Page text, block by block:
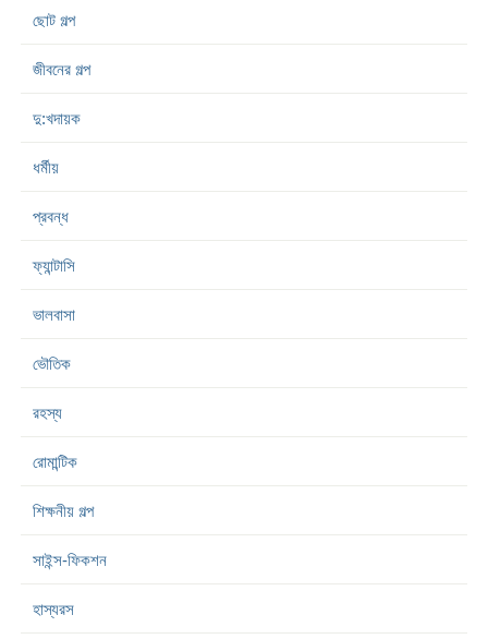
ছোট গল্প
জীবনের গল্প
দু:খদায়ক
ধর্মীয়
প্রবন্ধ
ফ্যান্টাসি
ভালবাসা
ভৌতিক
রহস্য
রোমান্টিক
শিক্ষনীয় গল্প
সাইন্স-ফিকশন
হাস্যরস